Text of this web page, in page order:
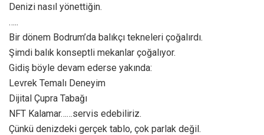
Denizi nasıl yönettiğin.
…..
Bir dönem Bodrum’da balıkçı tekneleri çoğalırdı.
Şimdi balık konseptli mekanlar çoğalıyor.
Gidiş böyle devam ederse yakında:
Levrek Temalı Deneyim
Dijital Çupra Tabağı
NFT Kalamar……servis edebiliriz.
Çünkü denizdeki gerçek tablo, çok parlak değil.